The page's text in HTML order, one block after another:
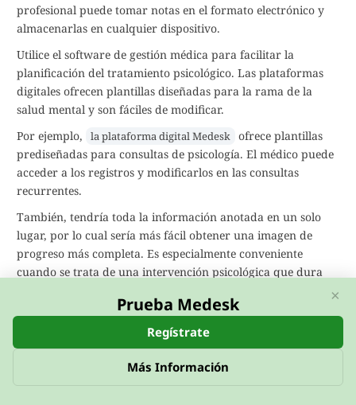
profesional puede tomar notas en el formato electrónico y
almacenarlas en cualquier dispositivo.
Utilice el software de gestión médica para facilitar la
planificación del tratamiento psicológico. Las plataformas
digitales ofrecen plantillas diseñadas para la rama de la
salud mental y son fáciles de modificar.
Por ejemplo,
la plataforma digital Medesk ofrece plantillas
prediseñadas para consultas de psicología. El médico puede
acceder a los registros y modificarlos en las consultas
recurrentes.
También, tendría toda la información anotada en un solo
lugar, por lo cual sería más fácil obtener una imagen de
progreso más completa. Es especialmente conveniente
cuando se trata de una intervención psicológica que dura
Además, puede utilizar pruebas psicométricas automatizadas
Prueba Medesk
Regístrate
Más Información
×